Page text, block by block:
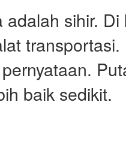
adalah sihir.
baik sedikit.